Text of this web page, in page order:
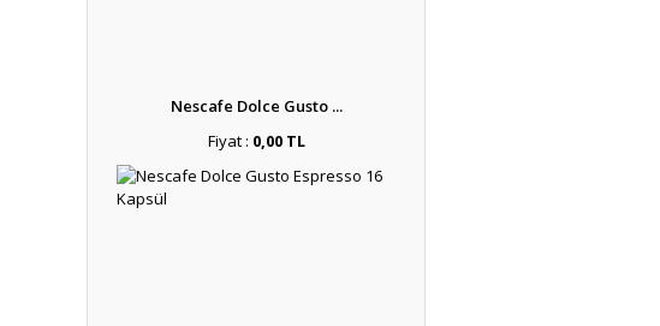
Nescafe Dolce Gusto ...
Fiyat : 0,00 TL